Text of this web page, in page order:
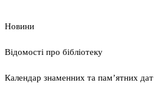
Новини
Відомості про бібліотеку
Календар знаменних та пам’ятних дат